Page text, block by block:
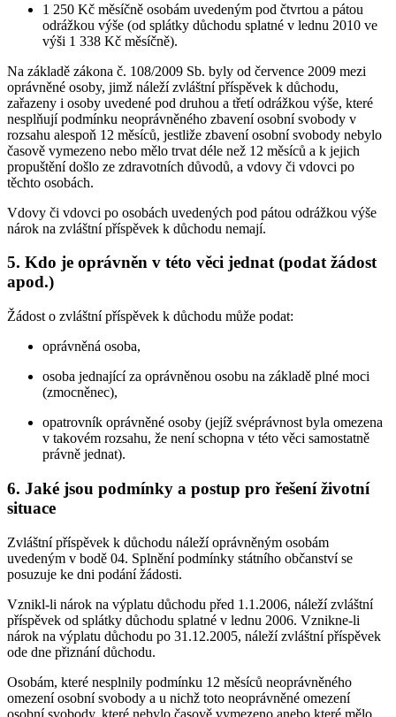
1 250 Kč měsíčně osobám uvedeným pod čtvrtou a pátou
odrážkou výše (od splátky důchodu splatné v lednu 2010 ve
výši 1 338 Kč měsíčně).
Na základě zákona č. 108/2009 Sb. byly od července 2009 mezi
oprávněné osoby, jimž náleží zvláštní příspěvek k důchodu,
zařazeny i osoby uvedené pod druhou a třetí odrážkou výše, které
nesplňují podmínku neoprávněného zbavení osobní svobody v
rozsahu alespoň 12 měsíců, jestliže zbavení osobní svobody nebylo
časově vymezeno nebo mělo trvat déle než 12 měsíců a k jejich
propuštění došlo ze zdravotních důvodů, a vdovy či vdovci po
těchto osobách.
Vdovy či vdovci po osobách uvedených pod pátou odrážkou výše
nárok na zvláštní příspěvek k důchodu nemají.
5. Kdo je oprávněn v této věci jednat (podat žádost
apod.)
Žádost o zvláštní příspěvek k důchodu může podat:
oprávněná osoba,
osoba jednající za oprávněnou osobu na základě plné moci
(zmocněnec),
opatrovník oprávněné osoby (jejíž svéprávnost byla omezena
v takovém rozsahu, že není schopna v této věci samostatně
právně jednat).
6. Jaké jsou podmínky a postup pro řešení životní
situace
Zvláštní příspěvek k důchodu náleží oprávněným osobám
uvedeným v bodě 04. Splnění podmínky státního občanství se
posuzuje ke dni podání žádosti.
Vznikl-li nárok na výplatu důchodu před 1.1.2006, náleží zvláštní
příspěvek od splátky důchodu splatné v lednu 2006. Vznikne-li
nárok na výplatu důchodu po 31.12.2005, náleží zvláštní příspěvek
ode dne přiznání důchodu.
Osobám, které nesplnily podmínku 12 měsíců neoprávněného
omezení osobní svobody a u nichž toto neoprávněné omezení
osobní svobody, které nebylo časově vymezeno anebo které mělo